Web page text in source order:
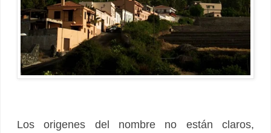
Los origenes del nombre no están claros,